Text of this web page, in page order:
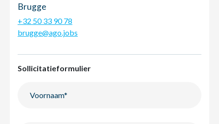
Brugge
+32 50 33 90 78
brugge@ago.jobs
Sollicitatieformulier